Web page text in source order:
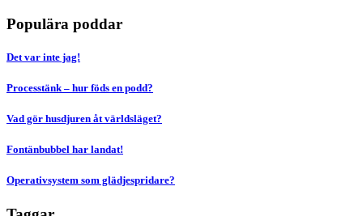
Populära poddar
Det var inte jag!
Processtänk – hur föds en podd?
Vad gör husdjuren åt världsläget?
Fontänbubbel har landat!
Operativsystem som glädjespridare?